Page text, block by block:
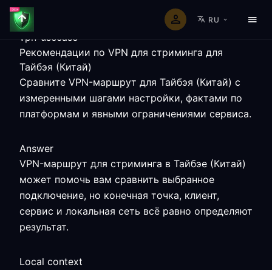
RU
vpn-usecase
Рекомендации по VPN для стриминга для
Тайбэя (Китай)
Сравните VPN-маршрут для Тайбэя (Китай) с
измеренными шагами настройки, фактами по
платформам и явными ограничениями сервиса.
Answer
VPN-маршрут для стриминга в Тайбэе (Китай)
может помочь вам сравнить выбранное
подключение, но конечная точка, клиент,
сервис и локальная сеть всё равно определяют
результат.
Local context